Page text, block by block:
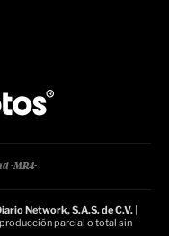
-MR4-
Network, S.A.S. de C.V.
parcial o total sin